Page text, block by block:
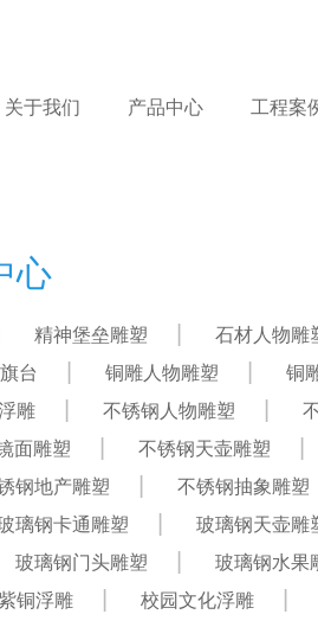
关于我们 产品中心 工程案
心
精神堡垒雕塑 石材人物雕
台 铜雕人物雕塑 铜
雕 不锈钢人物雕塑
面雕塑 不锈钢天壶雕塑
钢地产雕塑 不锈钢抽象雕塑
璃钢卡通雕塑 玻璃钢天壶雕
玻璃钢门头雕塑 玻璃钢水果
铜浮雕 校园文化浮雕